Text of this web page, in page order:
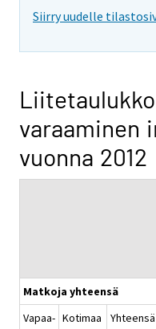
Siirry uudelle
varaaminen
vuonna 2012
Matkoja yhteensä
Vapaa- Kotimaa Yhteensä